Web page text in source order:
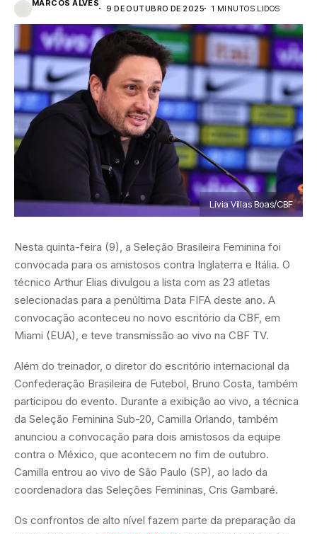
MARCOS ALVES
9 DE OUTUBRO DE 2025 1 MINUTOS LIDOS
Lívia Villas Boas/CBF
Nesta quinta-feira (9), a Seleção Brasileira Feminina foi
convocada para os amistosos contra Inglaterra e Itália. O
técnico Arthur Elias divulgou a lista com as 23 atletas
selecionadas para a penúltima Data FIFA deste ano. A
convocação aconteceu no novo escritório da CBF, em
Miami (EUA), e teve transmissão ao vivo na CBF TV.
Além do treinador, o diretor do escritório internacional da
Confederação Brasileira de Futebol, Bruno Costa, também
participou do evento. Durante a exibição ao vivo, a técnica
da Seleção Feminina Sub-20, Camilla Orlando, também
anunciou a convocação para dois amistosos da equipe
contra o México, que acontecem no fim de outubro.
Camilla entrou ao vivo de São Paulo (SP), ao lado da
coordenadora das Seleções Femininas, Cris Gambaré.
Os confrontos de alto nível fazem parte da preparação da